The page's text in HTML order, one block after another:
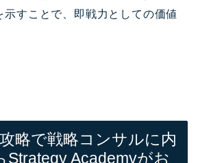
示すことで、即戦力としての価値
略で戦略コンサルに内
Strategy Academyがお